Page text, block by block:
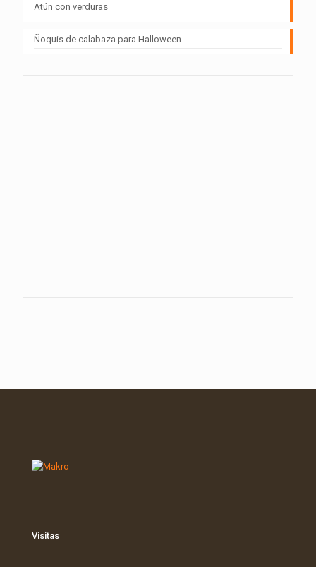
Atún con verduras
Ñoquis de calabaza para Halloween
Visitas